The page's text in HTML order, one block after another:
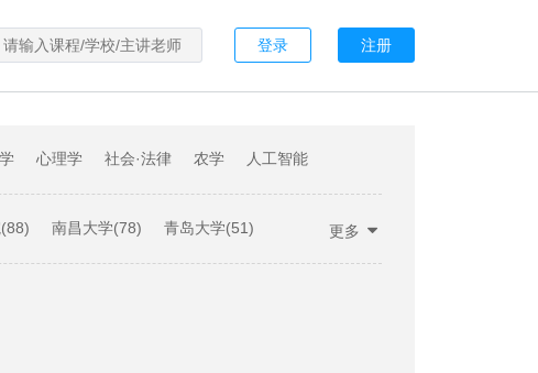
登录 注册
心理学 社会·法律 农学 人工智能
南昌大学(78) 青岛大学(51) 更多